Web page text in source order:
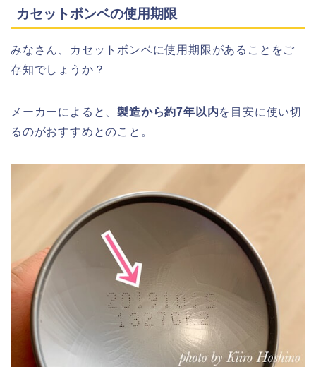
カセットボンベの使用期限
みなさん、カセットボンベに使用期限があることをご
存知でしょうか？
メーカーによると、製造から約7年以内を目安に使い切
るのがおすすめとのこと。